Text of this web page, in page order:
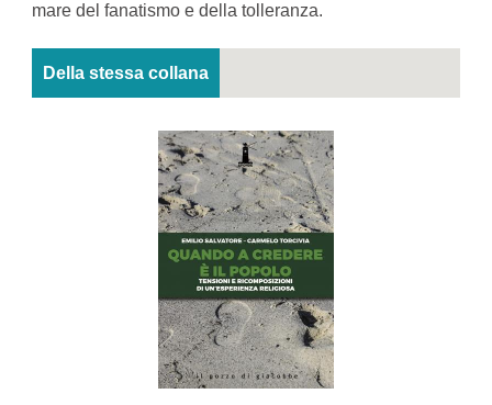
mare del fanatismo e della tolleranza.
Della stessa collana